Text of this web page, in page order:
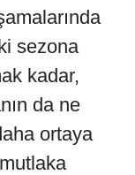
sezona
kadar,
da ne
ortaya